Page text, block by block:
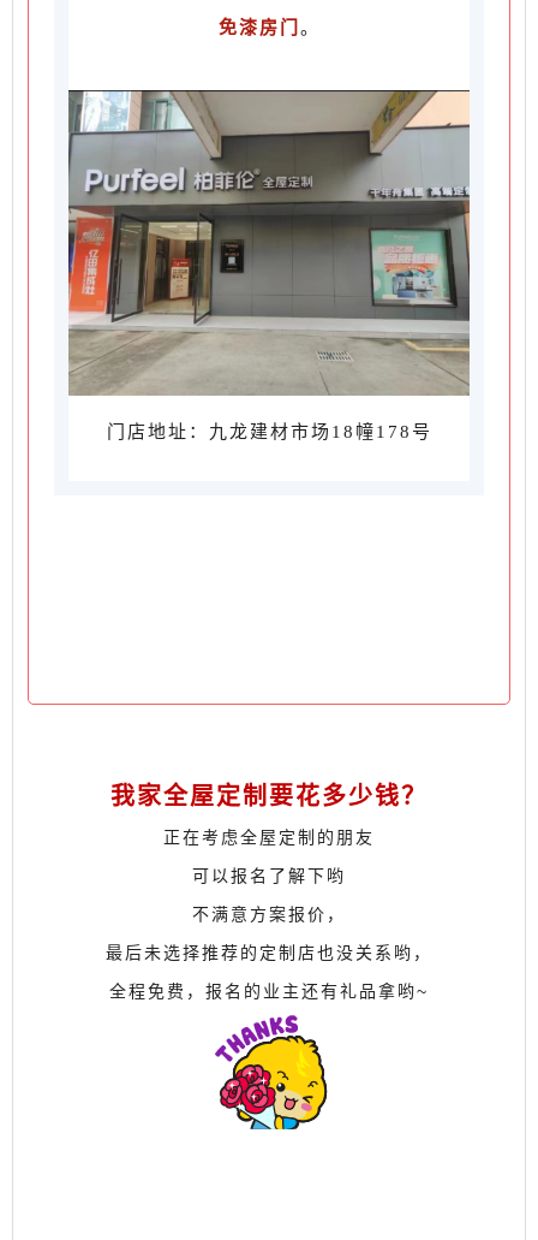
免漆房门 。
门店地址：九龙建材市场18幢178号
我家全屋定制要花多少钱？
正在考虑全屋定制的朋友
可以报名了解下哟
不满意方案报价，
最后未选择推荐的定制店也没关系哟，
全程免费， 报名的业主还有礼品拿哟~